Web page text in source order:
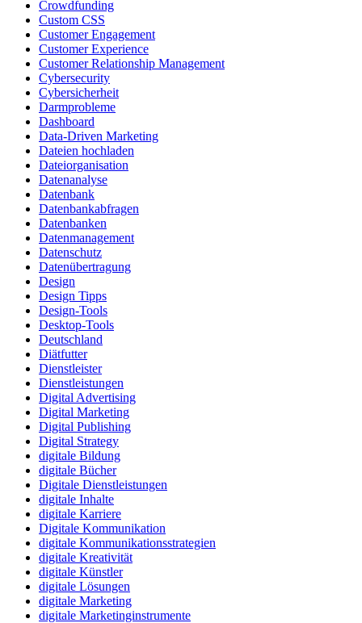
Crowdfunding
Custom CSS
Customer Engagement
Customer Experience
Customer Relationship Management
Cybersecurity
Cybersicherheit
Darmprobleme
Dashboard
Data-Driven Marketing
Dateien hochladen
Dateiorganisation
Datenanalyse
Datenbank
Datenbankabfragen
Datenbanken
Datenmanagement
Datenschutz
Datenübertragung
Design
Design Tipps
Design-Tools
Desktop-Tools
Deutschland
Diätfutter
Dienstleister
Dienstleistungen
Digital Advertising
Digital Marketing
Digital Publishing
Digital Strategy
digitale Bildung
digitale Bücher
Digitale Dienstleistungen
digitale Inhalte
digitale Karriere
Digitale Kommunikation
digitale Kommunikationsstrategien
digitale Kreativität
digitale Künstler
digitale Lösungen
digitale Marketing
digitale Marketinginstrumente